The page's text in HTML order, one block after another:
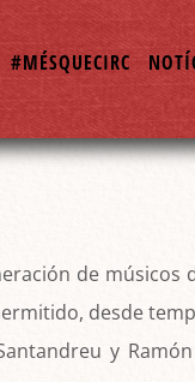
#MÉSQUECIRC
de músicos
desde
y